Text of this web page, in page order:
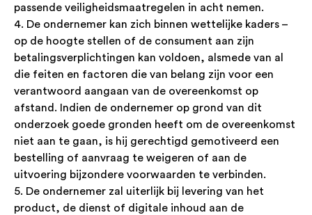
passende veiligheidsmaatregelen in acht nemen.
4. De ondernemer kan zich binnen wettelijke kaders –
op de hoogte stellen of de consument aan zijn
betalingsverplichtingen kan voldoen, alsmede van al
die feiten en factoren die van belang zijn voor een
verantwoord aangaan van de overeenkomst op
afstand. Indien de ondernemer op grond van dit
onderzoek goede gronden heeft om de overeenkomst
niet aan te gaan, is hij gerechtigd gemotiveerd een
bestelling of aanvraag te weigeren of aan de
uitvoering bijzondere voorwaarden te verbinden.
5. De ondernemer zal uiterlijk bij levering van het
product, de dienst of digitale inhoud aan de